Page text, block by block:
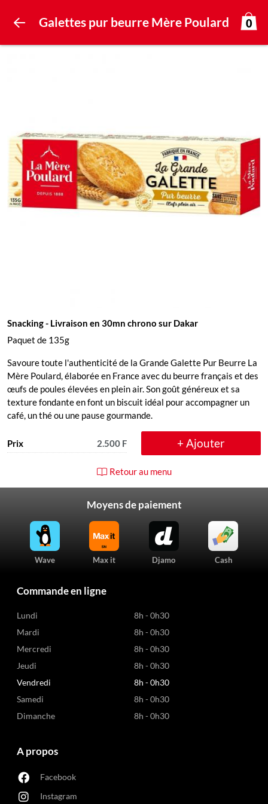
Galettes pur beurre Mère Poulard 0
Snacking- Livraison en 30mn chrono sur Dakar
Paquet de 135g
Savoure toute l'authenticité de la Grande Galette Pur Beurre La
Mère Poulard, élaborée en France avec du beurre français et des
œufs de poules élevées en plein air. Son goût généreux et sa
texture fondante en font un biscuit idéal pour accompagner un
café, un thé ou une pause gourmande.
Prix 2.500 F + Ajouter
Retour au menu
Moyens de paiement
Wave Max it Djamo Cash
Commande en ligne
Lundi
8h - 0h30
Mardi
8h - 0h30
Mercredi
8h - 0h30
Jeudi
8h - 0h30
Vendredi
8h - 0h30
Samedi
8h - 0h30
Dimanche
8h - 0h30
A propos
Facebook
Instagram